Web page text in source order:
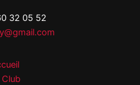
32 05 52
Club